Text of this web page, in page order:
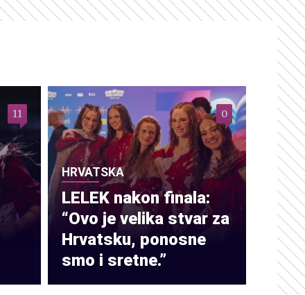
11
HRVATSKA
LELEK nakon finala:
“Ovo je velika stvar za
Hrvatsku, ponosne
smo i sretne.”
0